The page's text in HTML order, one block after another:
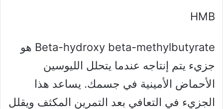
HMB
Beta-hydroxy beta-methylbutyrate هو
جزيء يتم إنتاجه عندما يتحلل الليوسين
الأحماض الأمينية في جسمك. يساعد هذا
الجزيء في التعافي بعد التمرين المكثف ويقلل